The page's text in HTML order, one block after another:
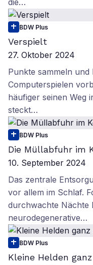
die…
BDW Plus
Verspielt
27. Oktober 2024
Punkte sammeln und
Computerspielen
häufiger seinen Weg
steckt…
BDW Plus
Die Müllabfuhr im
10. September 2024
Das zentrale
vor allem im Schlaf.
durchwachte Nächte
neurodegenerative…
BDW Plus
Kleine Helden